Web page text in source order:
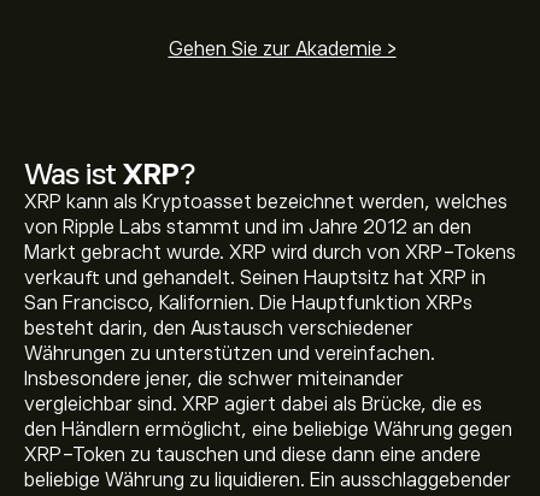
Was ist XRP?
XRP kann als Kryptoasset bezeichnet werden, welches
von Ripple Labs stammt und im Jahre 2012 an den
Markt gebracht wurde. XRP wird durch von XRP-Tokens
verkauft und gehandelt. Seinen Hauptsitz hat XRP in
San Francisco, Kalifornien. Die Hauptfunktion XRPs
besteht darin, den Austausch verschiedener
Währungen zu unterstützen und vereinfachen.
Insbesondere jener, die schwer miteinander
vergleichbar sind. XRP agiert dabei als Brücke, die es
den Händlern ermöglicht, eine beliebige Währung gegen
XRP-Token zu tauschen und diese dann eine andere
beliebige Währung zu liquidieren. Ein ausschlaggebender
Gehen Sie zur Akademie >